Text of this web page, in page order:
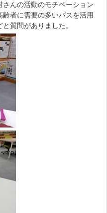
んの活動のモチベーション
者に需要の多いバスを活用
質問がありました。